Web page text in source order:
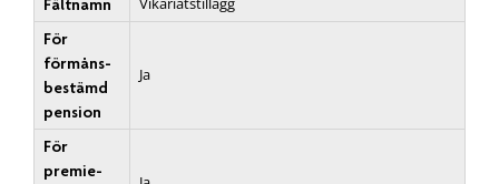
Fältnamn
För
förmåns­
bestämd
pension
Ja
För
premie­